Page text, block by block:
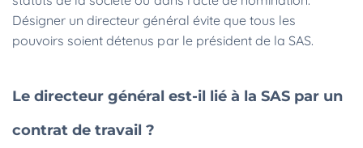
Désigner un directeur général évite que tous les
pouvoirs soient détenus par le président de la SAS.
Le directeur général est-il lié à la SAS par un
contrat de travail ?